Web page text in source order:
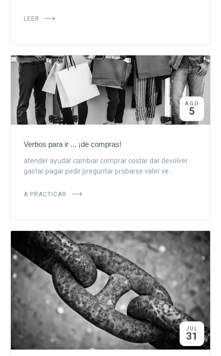
LEER
AGO
5
Verbos para ir ... ¡de compras!
atender ayudar cambiar comprar costar dar devolver
gastar pagar pedir preguntar probarse valer ve...
A PRACTICAR
JUL
31